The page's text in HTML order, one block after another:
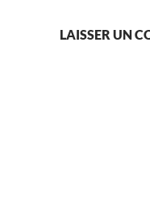
LAISSER UN